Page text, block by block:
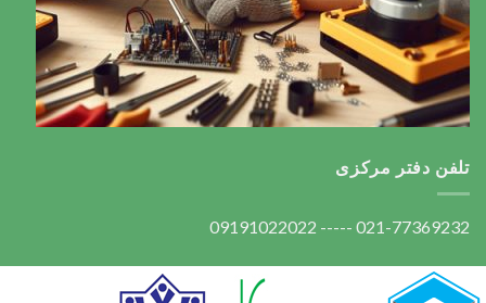
تلفن دفتر مرکزی
021-77369232 ----- 09191022022